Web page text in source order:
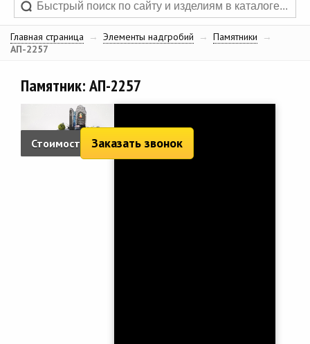
Главная страница → Элементы надгробий → Памятники
→
АП-2257
Памятник: АП-2257
Стоимость: 14 013 руб.
Заказать звонок